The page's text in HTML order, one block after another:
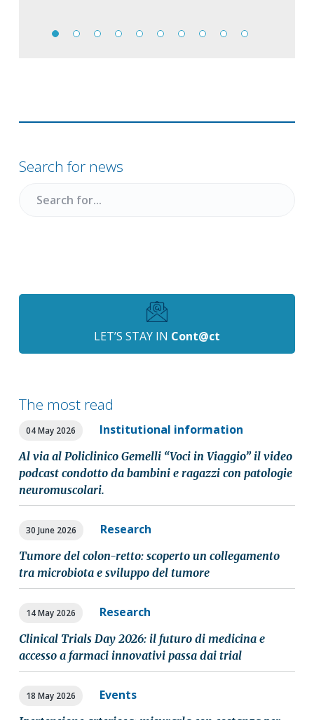
Search for news
LET’S STAY IN Cont@ct
The most read
04 May 2026 Institutional information
Al via al Policlinico Gemelli “Voci in Viaggio” il video
podcast condotto da bambini e ragazzi con patologie
neuromuscolari.
30 June 2026 Research
Tumore del colon-retto: scoperto un collegamento
tra microbiota e sviluppo del tumore
14 May 2026 Research
Clinical Trials Day 2026: il futuro di medicina e
accesso a farmaci innovativi passa dai trial
18 May 2026 Events